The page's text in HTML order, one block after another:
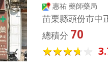
惠祐 藥師藥局
苗栗縣頭份市中
總積分 70